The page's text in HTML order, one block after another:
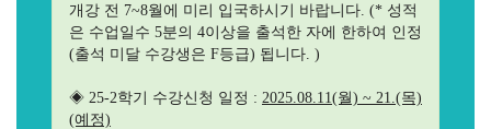
개강 전 7~8월에 미리 입국하시기 바랍니다. (* 성적
은 수업일수 5분의 4이상을 출석한 자에 한하여 인정
(출석 미달 수강생은 F등급) 됩니다. )
◈ 25-2학기 수강신청 일정 : 2025.08.11(월) ~ 21.(목)
(예정)